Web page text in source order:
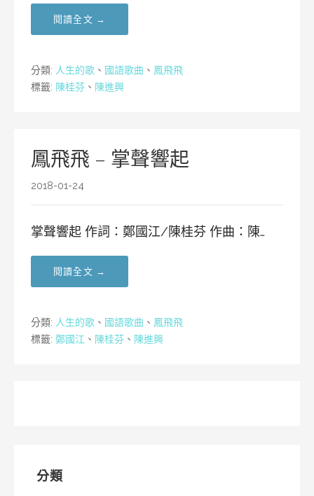
閱讀全文 →
分類: 人生的歌 、 國語歌曲 、 鳳飛飛
標籤: 陳桂芬 、 陳進興
鳳飛飛 – 掌聲響起
2018-01-24
掌聲響起 作詞：鄭國江/陳桂芬 作曲：陳…
閱讀全文 →
分類: 人生的歌 、 國語歌曲 、 鳳飛飛
標籤: 鄭國江 、 陳桂芬 、 陳進興
分類